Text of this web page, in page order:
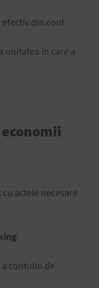
din cont
unitatea în care a
actele necesare
contului de